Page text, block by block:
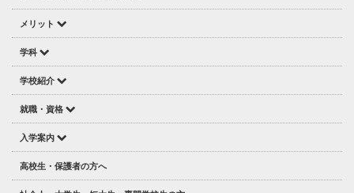
メリット
学科
学校紹介
就職・資格
入学案内
高校生・保護者の方へ